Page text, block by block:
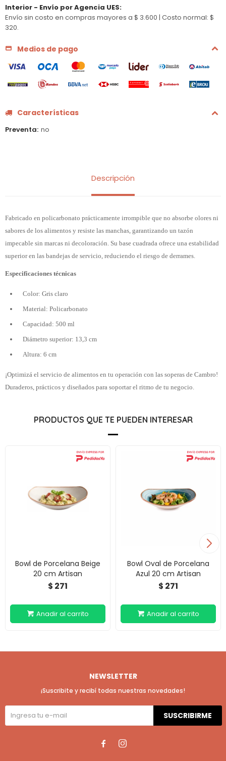
Interior - Envío por Agencia UES:
Envío sin costo en compras mayores a $ 3.600 | Costo normal: $
320.
Medios de pago
Características
Preventa no
Descripción
Fabricado en policarbonato prácticamente irrompible que no absorbe olores ni
sabores de los alimentos y resiste las manchas, garantizando un tazón
impecable sin marcas ni decoloración. Su base cuadrada ofrece una estabilidad
superior en las bandejas de servicio, reduciendo el riesgo de derrames.
Especificaciones técnicas
Color: Gris claro
Material: Policarbonato
Capacidad: 500 ml
Diámetro superior: 13,3 cm
Altura: 6 cm
¡Optimizá el servicio de alimentos en tu operación con las soperas de Cambro!
Duraderos, prácticos y diseñados para soportar el ritmo de tu negocio.
PRODUCTOS QUE TE PUEDEN INTERESAR
Bowl de Porcelana Beige
20 cm Artisan
$ 271
Bowl Oval de Porcelana
Azul 20 cm Artisan
$ 271
NEWSLETTER
¡Suscribite y recibí todas nuestras novedades!
SUSCRIBIRME
 